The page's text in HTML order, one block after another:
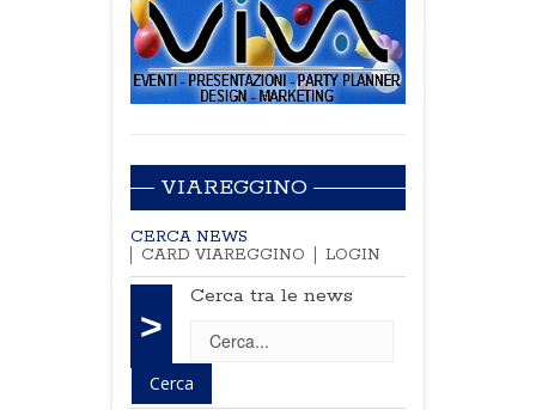
VIAREGGINO
CERCA NEWS
CARD VIAREGGINO
LOGIN
>
Cerca tra le news